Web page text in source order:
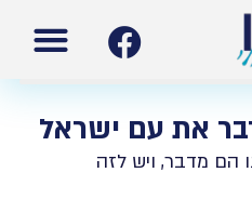
את עם ישראל
הם מדבר, ויש לזה